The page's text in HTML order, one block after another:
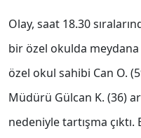
Olay, saat 18.30
bir özel okulda
özel okul sahibi Can O.
Müdürü Gülcan K. (36)
nedeniyle tartışma